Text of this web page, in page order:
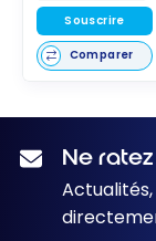
Souscrire
Comparer
Ne